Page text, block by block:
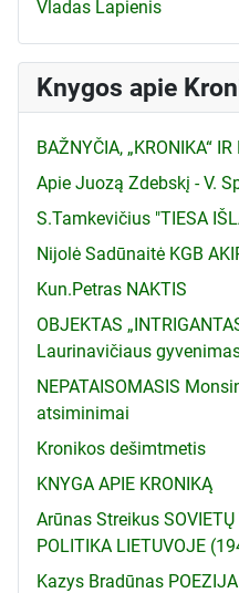
Vladas Lapienis
Knygos apie
BAŽNYČIA, „KRONIKA“
Apie Juozą Zdebskį - V.
S.Tamkevičius "TIESA
Nijolė Sadūnaitė KGB
Kun.Petras NAKTIS
OBJEKTAS
Laurinavičiaus
NEPATAISOMASIS
atsiminimai
Kronikos dešimtmetis
KNYGA APIE KRONIKĄ
Arūnas Streikus
POLITIKA LIETUVOJE
Kazys Bradūnas POEZIJA